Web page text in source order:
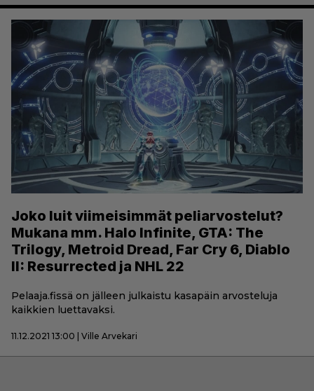
Joko luit viimeisimmät peliarvostelut?
Mukana mm. Halo Infinite, GTA: The
Trilogy, Metroid Dread, Far Cry 6, Diablo
II: Resurrected ja NHL 22
Pelaaja.fissä on jälleen julkaistu kasapäin arvosteluja
kaikkien luettavaksi.
11.12.2021 13:00 | Ville Arvekari